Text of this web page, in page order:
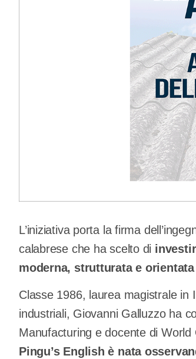
L’iniziativa porta la firma
calabrese che ha scelto di
moderna, strutturata e
Classe 1986, laurea magistrale in
industriali, Giovanni Galluzzo ha
Manufacturing e docente di
Pingu’s English è nata